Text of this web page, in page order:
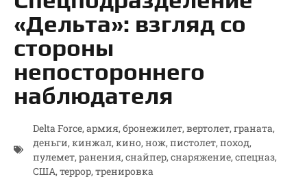
«Дельта»: взгляд со
стороны
непостороннего
наблюдателя
Delta Force, армия, бронежилет, вертолет, граната,
деньги, кинжал, кино, нож, пистолет, поход,
пулемет, ранения, снайпер, снаряжение, спецназ,
США, террор, тренировка